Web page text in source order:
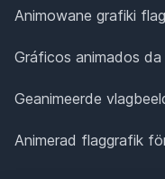
Animowane grafiki
Gráficos animados da
Geanimeerde
Animerad flaggrafik